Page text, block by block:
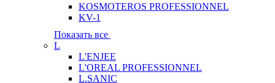
KOSMOTEROS PROFESSIONNEL
KV-1
Показать все
L
L'ENJEE
L'OREAL PROFESSIONNEL
L.SANIC